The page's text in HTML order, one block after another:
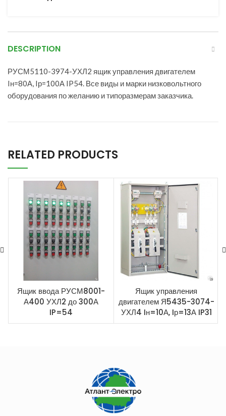
DESCRIPTION
РУСМ5110-3974-УХЛ2 ящик управления двигателем
Iн=80А, Iр=100А IP54. Все виды и марки низковольтного
оборудования по желанию и типоразмерам заказчика.
RELATED PRODUCTS
Ящик ввода РУСМ8001-
А400 УХЛ2 до 300А
IP=54
Ящик управления
двигателем Я5435-3074-
УХЛ4 Iн=10А, Iр=13А IP31